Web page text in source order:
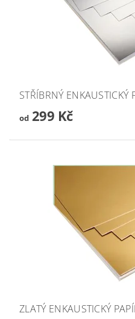
STŘÍBRNÝ ENKAUSTICKÝ
od299 Kč
ZLATÝ ENKAUSTICKÝ